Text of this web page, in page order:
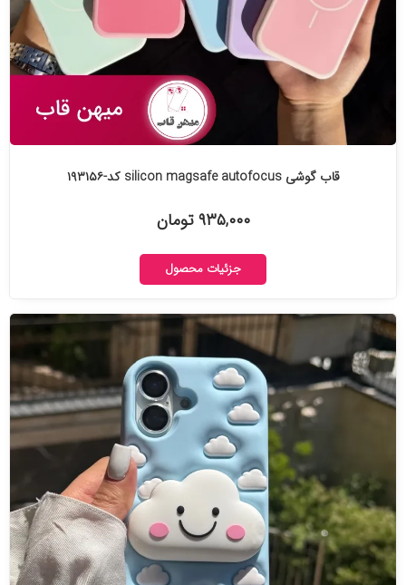
قاب گوشی silicon magsafe autofocus کد-۱۹۳۱۵۶
۹۳۵,۰۰۰ تومان
جزئیات محصول